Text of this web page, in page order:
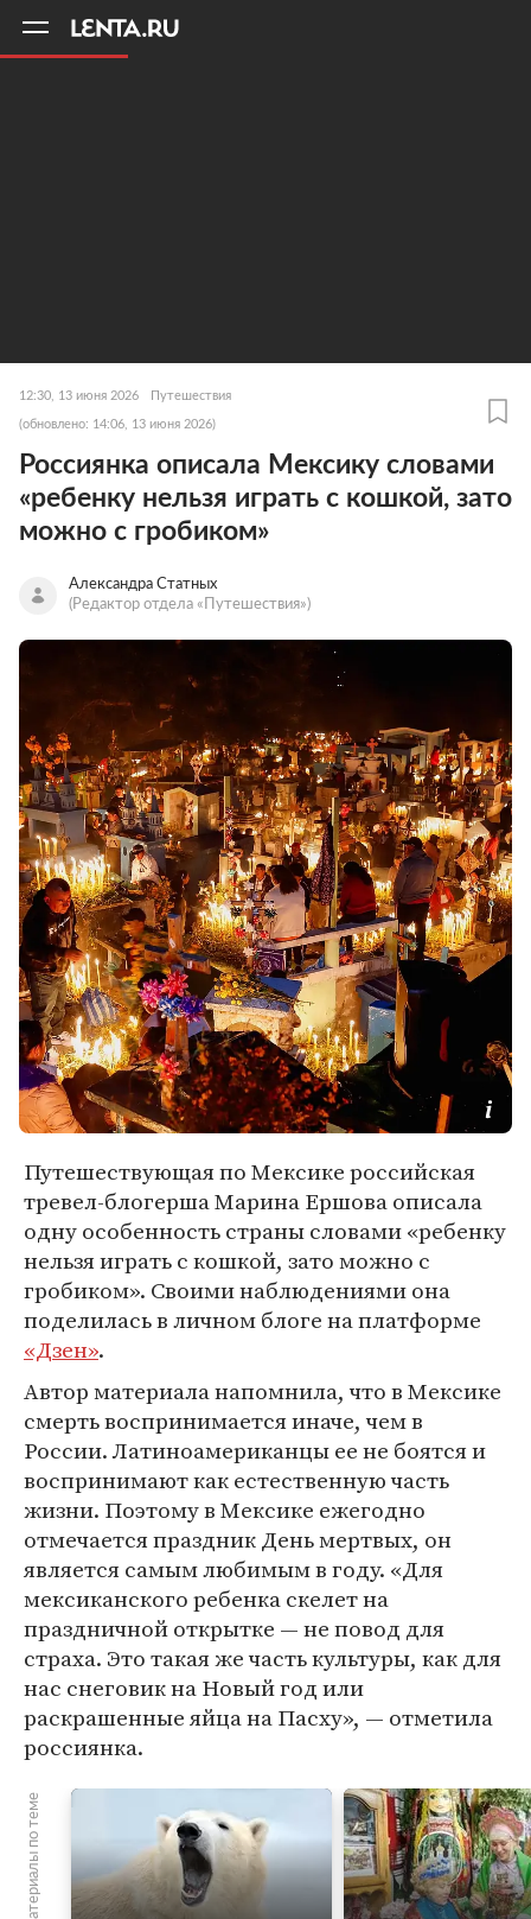
12:30, 13 июня 2026 Путешествия
(обновлено: 14:06, 13 июня 2026)
Россиянка описала Мексику словами
«ребенку нельзя играть с кошкой, зато
можно с гробиком»
Александра Статных
(Редактор отдела «Путешествия»)
Путешествующая по Мексике российская
тревел-блогерша Марина Ершова описала
одну особенность страны словами «ребенку
нельзя играть с кошкой, зато можно с
гробиком». Своими наблюдениями она
поделилась в личном блоге на платформе
«Дзен».
Автор материала напомнила, что в Мексике
смерть воспринимается иначе, чем в
России. Латиноамериканцы ее не боятся и
воспринимают как естественную часть
жизни. Поэтому в Мексике ежегодно
отмечается праздник День мертвых, он
является самым любимым в году. «Для
мексиканского ребенка скелет на
праздничной открытке — не повод для
страха. Это такая же часть культуры, как для
нас снеговик на Новый год или
раскрашенные яйца на Пасху», — отметила
россиянка.
Материалы по теме